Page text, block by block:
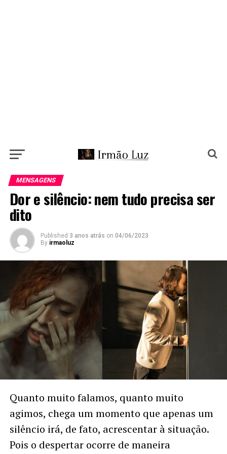
MENSAGENS
Dor e silêncio: nem tudo precisa ser
dito
Published 3 anos atrás on 04/06/2023
By irmaoluz
Quanto muito falamos, quanto muito
agimos, chega um momento que apenas um
silêncio irá, de fato, acrescentar à situação.
Pois o despertar ocorre de maneira